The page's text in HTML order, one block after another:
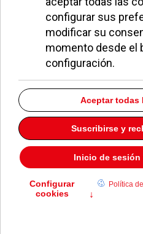
ÁNGELES PEREA ME GUSTA
Me preguntaba en esta
díassi seguían las obras
de la Concepción. Se
retórica. La obra se había